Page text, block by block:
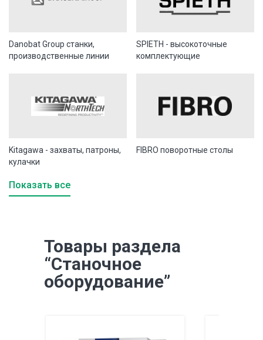
Danobat Group станки,
производственные линии
SPIETH - высокоточные
комплектующие
Kitagawa - захваты, патроны,
кулачки
FIBRO поворотные столы
Показать все
Товары раздела
“Станочное
оборудование”